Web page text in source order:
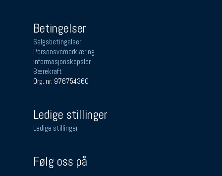
Betingelser
Salgsbetingelser
Personsvernerklæring
Informasjonskapsler
Bærekraft
Org. nr: 976754360
Ledige stillinger
Ledige stillinger
Følg oss på